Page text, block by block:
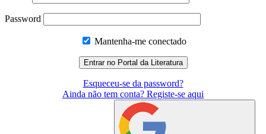
Password
Mantenha-me conectado
Esqueceu-se da password?
Ainda não tem conta? Registe-se aqui